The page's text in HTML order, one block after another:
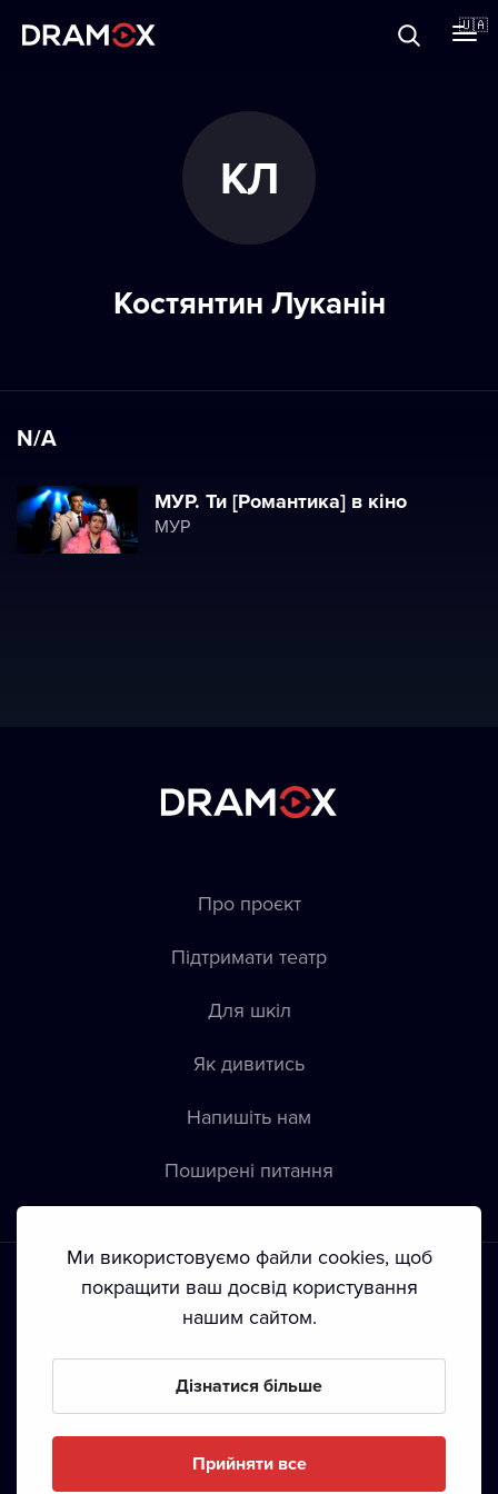
🇺🇦
Зареєструватися
КЛ
Костянтин Луканін
N/A
МУР. Ти [Романтика] в кіно
МУР
Про проєкт
Підтримати театр
Для шкіл
Як дивитись
Напишіть нам
Пoширені питання
Положення й умови • Конфіденційність • Автoрські права
Ми використовуємо файли cookies, щоб
покращити ваш досвід користування
нашим сайтом.
Дізнатися більше
Прийняти все